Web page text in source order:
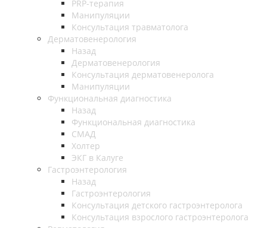
PRP-терапия
Манипуляции
Консультация травматолога
Дерматовенерология
Назад
Дерматовенерология
Консультация дерматовенеролога
Манипуляции
Функциональная диагностика
Назад
Функциональная диагностика
СМАД
Холтер
ЭКГ в Калуге
Гастроэнтерология
Назад
Гастроэнтерология
Консультация детского гастроэнтеролога
Консультация взрослого гастроэнтеролога